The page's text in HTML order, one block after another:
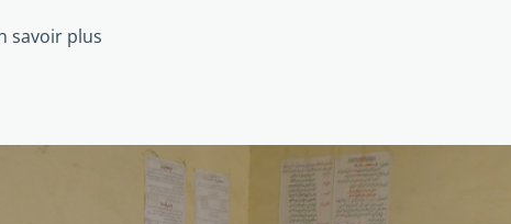
savoir plus